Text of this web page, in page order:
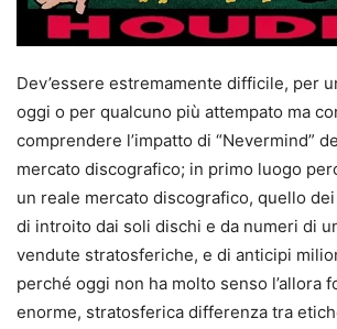
Dev’essere estremamente difficile, per
oggi o per qualcuno più attempato ma
comprendere l’impatto di “Nevermind”
mercato discografico; in primo luogo
un reale mercato discografico, quello
di introito dai soli dischi e da numeri di
vendute stratosferiche, e di anticipi
perché oggi non ha molto senso l’allora
enorme, stratosferica differenza tra